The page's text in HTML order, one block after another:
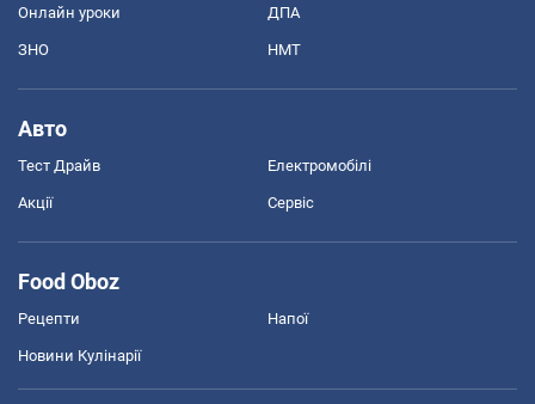
Онлайн уроки ДПА
ЗНО НМТ
Авто
Тест Драйв Електромобілі
Акції Сервіс
Food Oboz
Рецепти Напої
Новини Кулінарії